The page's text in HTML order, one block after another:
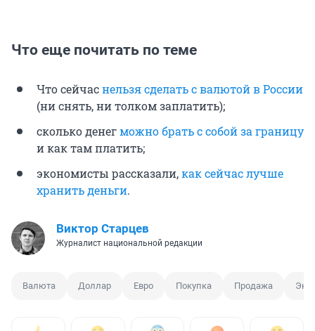
Что еще почитать по теме
Что сейчаснельзя сделать с валютой в России
(ни снять, ни толком заплатить);
сколько денегможно брать с собой за границу
и как там платить;
экономисты рассказали,как сейчас лучше
хранить деньги.
Виктор Старцев
Журналист национальной редакции
Валюта Доллар Евро Покупка Продажа